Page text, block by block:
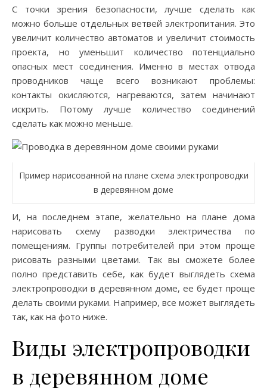
С точки зрения безопасности, лучше сделать как
можно больше отдельных ветвей электропитания. Это
увеличит количество автоматов и увеличит стоимость
проекта, но уменьшит количество потенциально
опасных мест соединения. Именно в местах отвода
проводников чаще всего возникают проблемы:
контакты окисляются, нагреваются, затем начинают
искрить. Потому лучше количество соединений
сделать как можно меньше.
Пример нарисованной на плане схема электропроводки
в деревянном доме
И, на последнем этапе, желательно на плане дома
нарисовать схему разводки электричества по
помещениям. Группы потребителей при этом проще
рисовать разными цветами. Так вы сможете более
полно представить себе, как будет выглядеть схема
электропроводки в деревянном доме, ее будет проще
делать своими руками. Например, все может выглядеть
так, как на фото ниже.
Виды электропроводки
в деревянном доме